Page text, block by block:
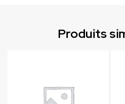
Produits